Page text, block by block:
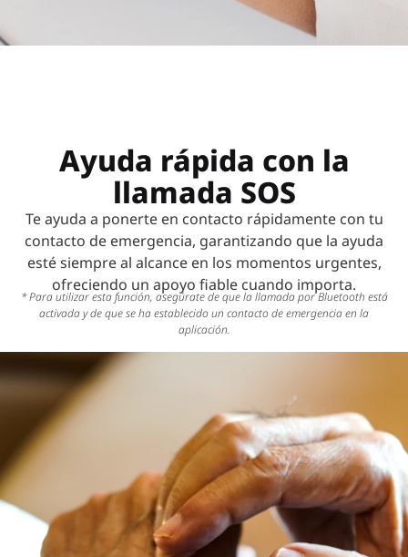
Ayuda rápida con la
llamada SOS
Te ayuda a ponerte en contacto rápidamente con tu
contacto de emergencia, garantizando que la ayuda
esté siempre al alcance en los momentos urgentes,
ofreciendo un apoyo fiable cuando importa.
* Para utilizar esta función, asegúrate de que la llamada por Bluetooth está
activada y de que se ha establecido un contacto de emergencia en la
aplicación.